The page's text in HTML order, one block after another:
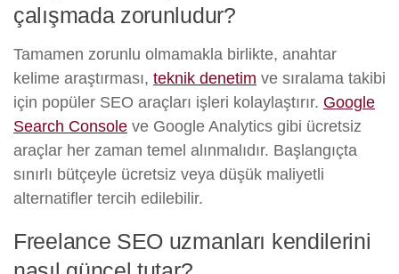
çalışmada zorunludur?
Tamamen zorunlu olmamakla birlikte, anahtar
kelime araştırması, teknik denetim ve sıralama takibi
için popüler SEO araçları işleri kolaylaştırır. Google
Search Console ve Google Analytics gibi ücretsiz
araçlar her zaman temel alınmalıdır. Başlangıçta
sınırlı bütçeyle ücretsiz veya düşük maliyetli
alternatifler tercih edilebilir.
Freelance SEO uzmanları kendilerini